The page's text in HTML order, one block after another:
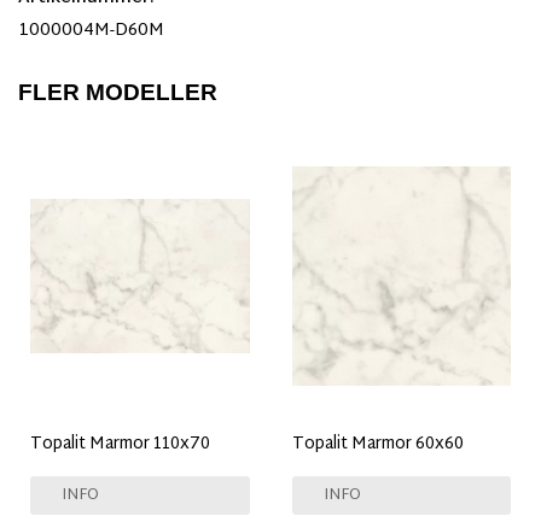
1000004M-D60M
FLER MODELLER
Topalit Marmor 110x70
INFO
Topalit Marmor 60x60
INFO